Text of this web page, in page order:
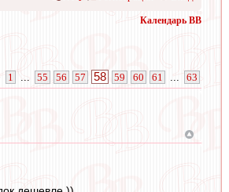
Календарь ВВ
1 55 56 57 58 59 60 61 63